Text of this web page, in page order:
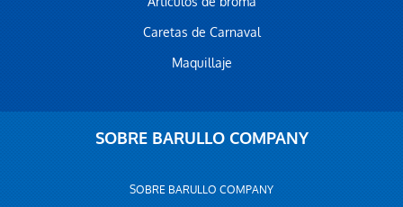
Caretas de Carnaval
Maquillaje
SOBRE BARULLO COMPANY
SOBRE BARULLO COMPANY